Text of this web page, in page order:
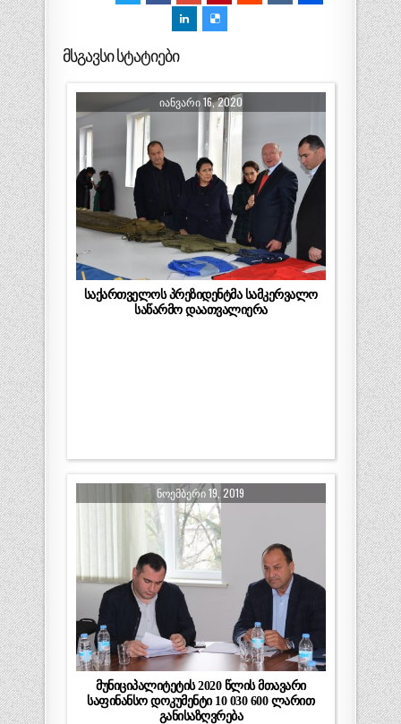
მსგავსი სტატიები
ᲘᲐᲜᲕᲐᲠᲘ 16, 2020
საქართველოს პრეზიდენტმა სამკერვალო
საწარმო დაათვალიერა
ᲜᲝᲔᲛᲑᲔᲠᲘ 19, 2019
მუნიციპალიტეტის 2020 წლის მთავარი
საფინანსო დოკუმენტი 10 030 600 ლარით
განისაზღვრება